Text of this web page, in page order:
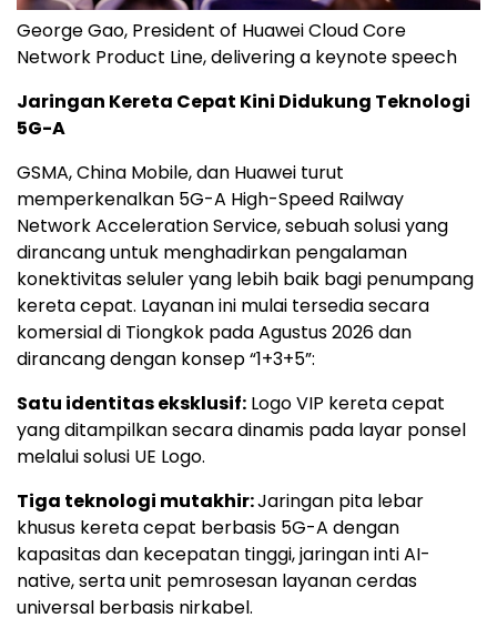
George Gao, President of Huawei Cloud Core
Network Product Line, delivering a keynote speech
Jaringan Kereta Cepat Kini Didukung Teknologi
5G-A
GSMA, China Mobile, dan Huawei turut
memperkenalkan 5G-A High-Speed Railway
Network Acceleration Service, sebuah solusi yang
dirancang untuk menghadirkan pengalaman
konektivitas seluler yang lebih baik bagi penumpang
kereta cepat. Layanan ini mulai tersedia secara
komersial di Tiongkok pada Agustus 2026 dan
dirancang dengan konsep “1+3+5”:
Satu identitas eksklusif: Logo VIP kereta cepat
yang ditampilkan secara dinamis pada layar ponsel
melalui solusi UE Logo.
Tiga teknologi mutakhir:Jaringan pita lebar
khusus kereta cepat berbasis 5G-A dengan
kapasitas dan kecepatan tinggi, jaringan inti AI-
native, serta unit pemrosesan layanan cerdas
universal berbasis nirkabel.